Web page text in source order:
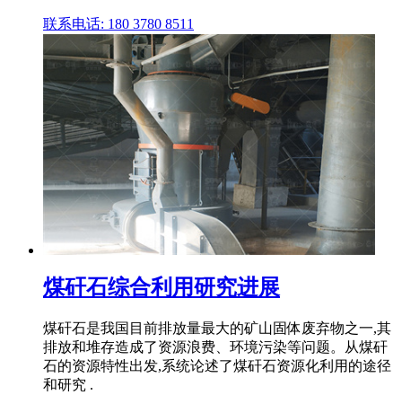
联系电话: 180 3780 8511
煤矸石综合利用研究进展
煤矸石是我国目前排放量最大的矿山固体废弃物之一,其
排放和堆存造成了资源浪费、环境污染等问题。从煤矸
石的资源特性出发,系统论述了煤矸石资源化利用的途径
和研究 .